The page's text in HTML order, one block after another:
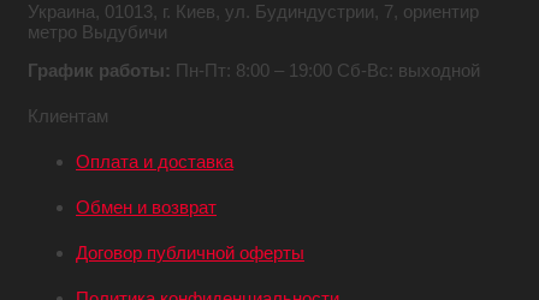
Украина, 01013, г. Киев, ул. Будиндустрии, 7, ориентир
метро Выдубичи
График работы: Пн-Пт: 8:00 – 19:00 Сб-Вс: выходной
Клиентам
Оплата и доставка
Обмен и возврат
Договор публичной оферты